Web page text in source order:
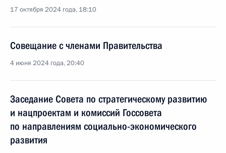
17 октября 2024 года, 18:10
Совещание с членами Правительства
4 июня 2024 года, 20:40
Заседание Совета по стратегическому развитию
и нацпроектам и комиссий Госсовета
по направлениям социально-экономического
развития